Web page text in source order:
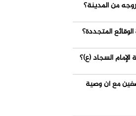
من المدينة؟
المتجددة؟
السجاد (ع)؟
مع أن وصية